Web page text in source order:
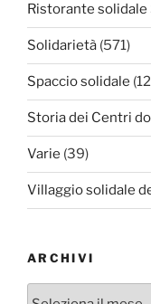
Ristorante
Solidarietà (571)
Spaccio solidale
Storia dei Centri
Varie (39)
Villaggio solidale
ARCHIVI
Archivi